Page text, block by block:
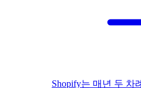
Shopify는 매년 두 차